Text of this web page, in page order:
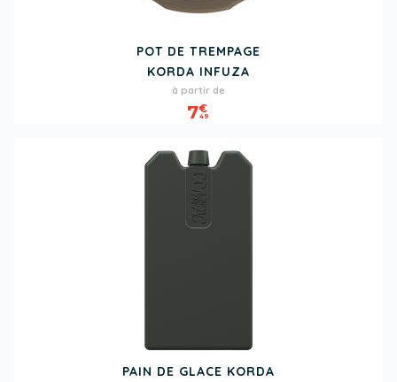
POT DE TREMPAGE
KORDA INFUZA
Prix
à partir de
7€
49
PAIN DE GLACE KORDA